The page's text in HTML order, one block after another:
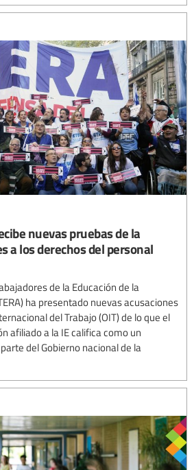
nuevas pruebas de la
a los derechos del personal
de la Educación de la
ha presentado nuevas acusaciones
del Trabajo (OIT) de lo que el
afiliado a la IE califica como un
del Gobierno nacional de la